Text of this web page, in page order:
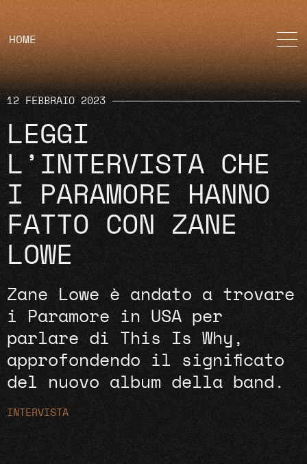
HOME
12 FEBBRAIO 2023
LEGGI
L’INTERVISTA CHE
I PARAMORE HANNO
FATTO CON ZANE
LOWE
Zane Lowe è andato a trovare
i Paramore in USA per
parlare di This Is Why,
approfondendo il significato
del nuovo album della band.
INTERVISTA